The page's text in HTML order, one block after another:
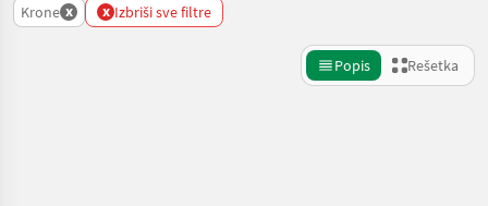
Krone x x Izbriši sve filtre
Popis Rešetka